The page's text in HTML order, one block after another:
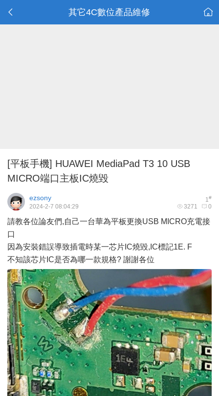
其它4C數位產品維修
[平板手機] HUAWEI MediaPad T3 10 USB
MICRO端口主板IC燒毀
1#
ezsony
3271 0
2024-2-7 08:04:29
請教各位論友們,自己一台華為平板更換USB MICRO充電接
口
因為安裝錯誤導致插電時某一芯片IC燒毀,IC標記1E. F
不知該芯片IC是否為哪一款規格? 謝謝各位